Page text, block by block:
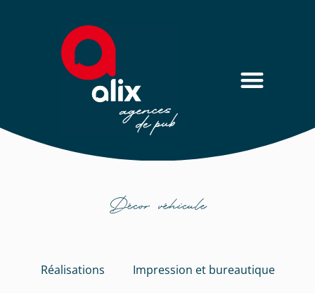
Décor véhicule
Réalisations Impression et bureautique